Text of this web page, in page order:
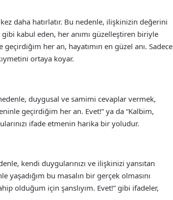
daha hatırlatır. Bu nedenle, ilişkinizin değerini
kabul eden, her anımı güzelleştiren biriyle
her an, hayatımın en güzel anı. Sadece
ortaya koyar.
duygusal ve samimi cevaplar vermek,
geçirdiğim her an. Evet!” ya da “Kalbim,
ifade etmenin harika bir yoludur.
kendi duygularınızı ve ilişkinizi yansıtan
bu masalın bir gerçek olmasını
olduğum için şanslıyım. Evet!” gibi ifadeler,